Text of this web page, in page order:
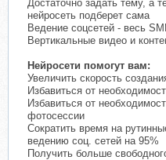
Достаточно задать тему, а
нейросеть подберет сама
Ведение соцсетей - весь
Вертикальные видео и
Нейросети помогут вам:
Увеличить скорость
Избавиться от
Избавиться от
фотосессии
Сократить время на
ведению соц. сетей на 95%
Получить больше